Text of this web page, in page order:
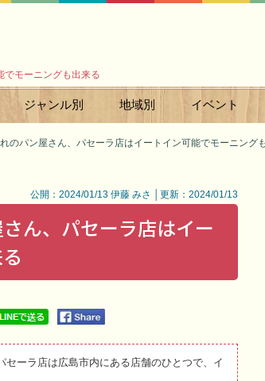
でモーニングも出来る
ジャンル別 地域別 イベント
のパン屋さん、パセーラ店はイートイン可能でモーニング
公開：2024/01/13 伊藤 みさ │更新：2024/01/13
ん、パセーラ店はイー
ーラ店は広島市内にある店舗のひとつで、イ